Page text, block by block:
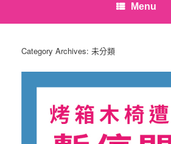
Menu
Category Archives: 未分類